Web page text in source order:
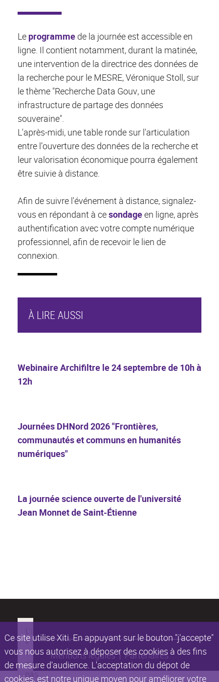
Ce site utilise Xiti. En appuyant sur le bouton "j'accepte"
vous nous autorisez à déposer des cookies à des fins
de mesure d'audience. L'acceptation du dépot de
cookies, est notre unique moyen pour améliorer votre
Le programme de la journée est accessible en
ligne. Il contient notamment, durant la matinée,
une intervention de la directrice des données de
la recherche pour le MESRE, Véronique Stoll, sur
le thème "Recherche Data Gouv, une
infrastructure de partage des données
souveraine".
L'après-midi, une table ronde sur l'articulation
entre l’ouverture des données de la recherche et
leur valorisation économique pourra également
être suivie à distance.
Afin de suivre l'événement à distance, signalez-
vous en répondant à cesondageen ligne, après
authentification avec votre compte numérique
professionnel, afin de recevoir le lien de
connexion.
À LIRE AUSSI
Webinaire Archifiltre le 24 septembre de 10h à
12h
Journées DHNord 2026 "Frontières,
communautés et communs en humanités
numériques"
La journée science ouverte de l'université
Jean Monnet de Saint-Étienne
Mentions légales Partenaires